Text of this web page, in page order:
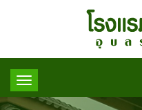
Toggle
navigation